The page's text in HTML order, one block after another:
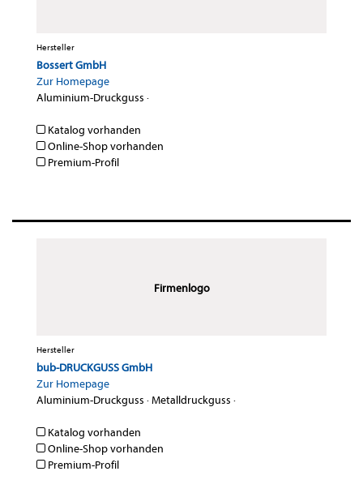
Hersteller
Bossert GmbH
Zur Homepage
Aluminium-Druckguss ·
Katalog vorhanden
Online-Shop vorhanden
Premium-Profil
Firmenlogo
Hersteller
bub-DRUCKGUSS GmbH
Zur Homepage
Aluminium-Druckguss ·Metalldruckguss ·
Katalog vorhanden
Online-Shop vorhanden
Premium-Profil